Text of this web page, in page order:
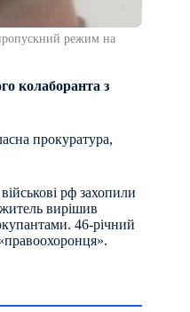
режим на
колаборанта з
прокуратура,
рф захопили
житель вирішив
46-річний